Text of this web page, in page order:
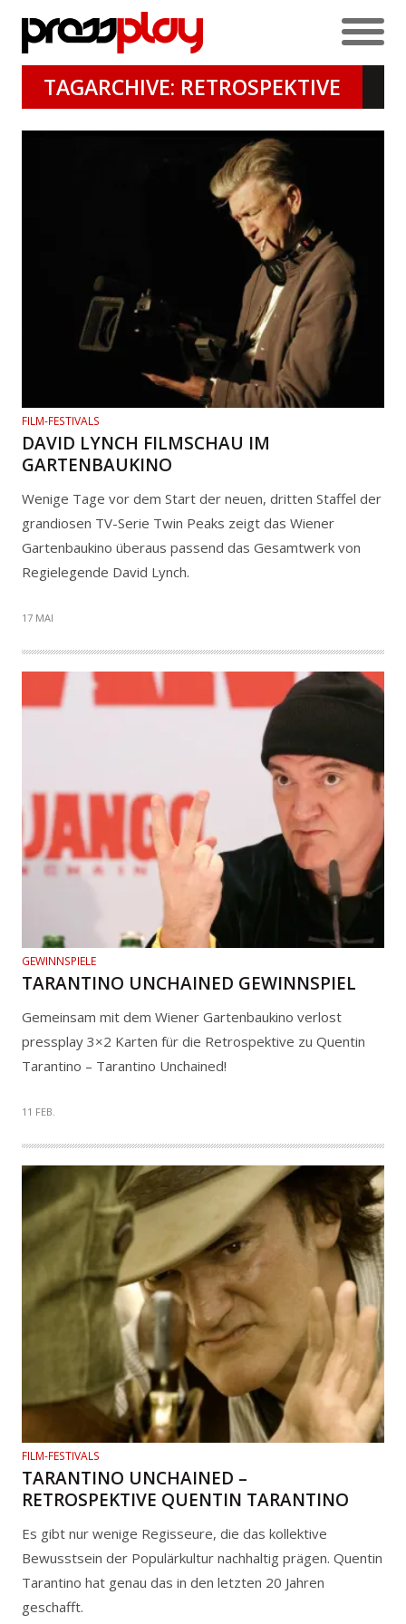
TAGARCHIVE: RETROSPEKTIVE
FILM-FESTIVALS
DAVID LYNCH FILMSCHAU IM
GARTENBAUKINO
Wenige Tage vor dem Start der neuen, dritten Staffel der
grandiosen TV-Serie Twin Peaks zeigt das Wiener
Gartenbaukino überaus passend das Gesamtwerk von
Regielegende David Lynch.
17 MAI
GEWINNSPIELE
TARANTINO UNCHAINED GEWINNSPIEL
Gemeinsam mit dem Wiener Gartenbaukino verlost
pressplay 3×2 Karten für die Retrospektive zu Quentin
Tarantino – Tarantino Unchained!
11 FEB.
FILM-FESTIVALS
TARANTINO UNCHAINED –
RETROSPEKTIVE QUENTIN TARANTINO
Es gibt nur wenige Regisseure, die das kollektive
Bewusstsein der Populärkultur nachhaltig prägen. Quentin
Tarantino hat genau das in den letzten 20 Jahren
geschafft.